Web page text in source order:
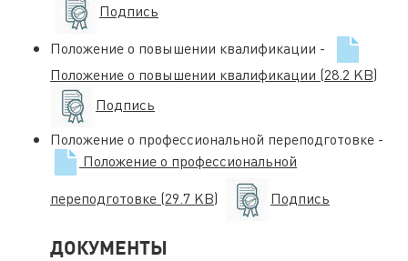
Подпись
Положение о повышении квалификации -
Положение о повышении квалификации (28.2 KB)
Подпись
Положение о профессиональной переподготовке -
Положение о профессиональной
переподготовке (29.7 KB) Подпись
ДОКУМЕНТЫ